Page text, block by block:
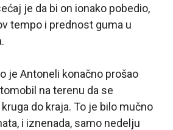
je da bi on ionako pobedio,
tempo i prednost guma u
je Antoneli konačno prošao
na terenu da se
do kraja. To je bilo mučno
i iznenada, samo nedelju